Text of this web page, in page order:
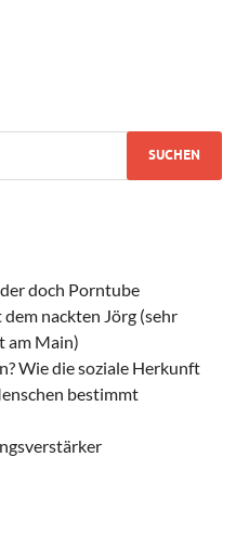
doch Porntube
nackten Jörg (sehr
am Main)
Wie die soziale Herkunft
bestimmt